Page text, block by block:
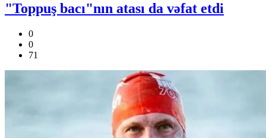
"Toppuş bacı"nın atası da vəfat etdi
0
0
71